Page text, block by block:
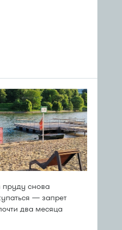
снова
— запрет
два месяца